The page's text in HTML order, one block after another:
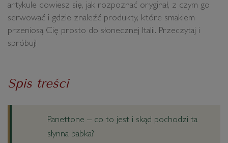
artykule dowiesz się, jak rozpoznać oryginał, z czym go
serwować i gdzie znaleźć produkty, które smakiem
przeniosą Cię prosto do słonecznej Italii. Przeczytaj i
spróbuj!
Spis treści
Panettone – co to jest i skąd pochodzi ta
słynna babka?